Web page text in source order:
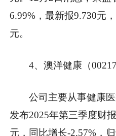
6.99%，最新报9.730元
元。
4、澳洋健康（
公司主要从事健康
发布2025年第三季度财
元，同比增长-2.57%，